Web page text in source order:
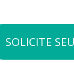
SOLICITE